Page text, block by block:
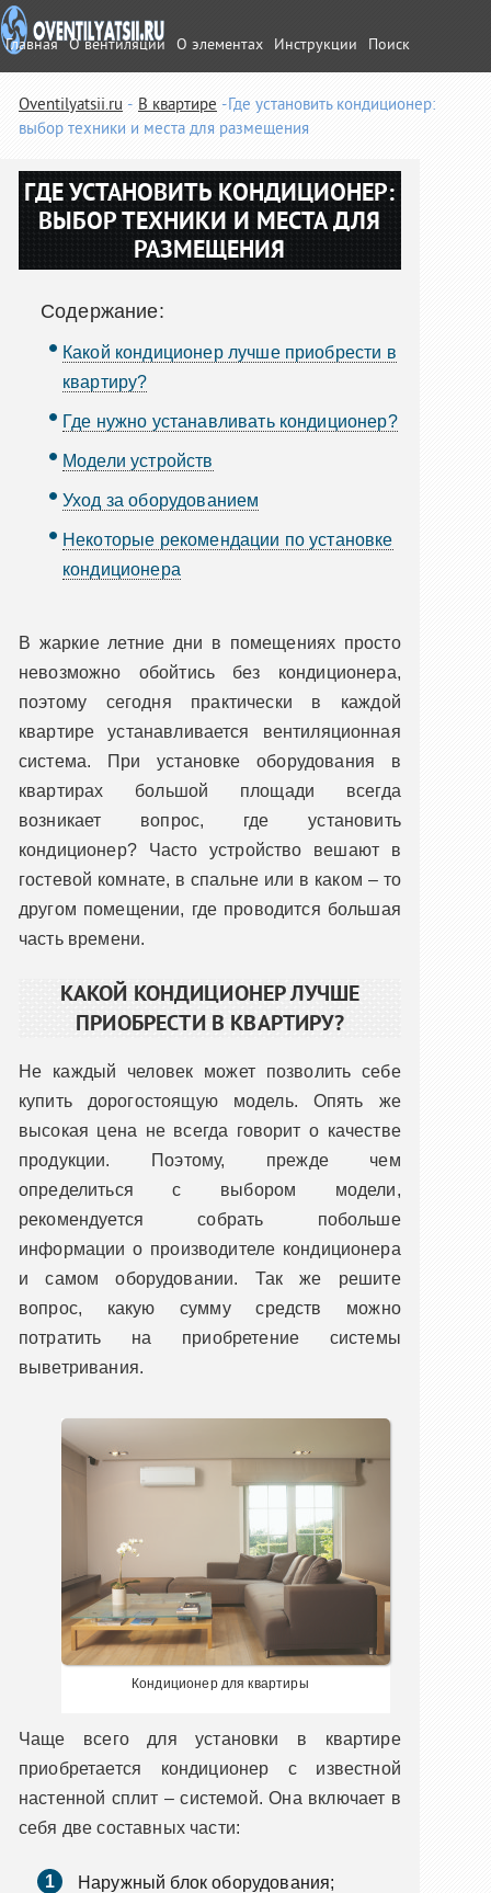
Главная О вентиляции О элементах Инструкции Поиск
Oventilyatsii.ru В квартире Где установить кондиционер:
выбор техники и места для размещения
ГДЕ УСТАНОВИТЬ КОНДИЦИОНЕР:
ВЫБОР ТЕХНИКИ И МЕСТА ДЛЯ
РАЗМЕЩЕНИЯ
Содержание:
Какой кондиционер лучше приобрести в
квартиру?
Где нужно устанавливать кондиционер?
Модели устройств
Уход за оборудованием
Некоторые рекомендации по установке
кондиционера
В жаркие летние дни в помещениях просто
невозможно обойтись без кондиционера,
поэтому сегодня практически в каждой
квартире устанавливается вентиляционная
система. При установке оборудования в
квартирах большой площади всегда
возникает вопрос, где установить
кондиционер? Часто устройство вешают в
гостевой комнате, в спальне или в каком – то
другом помещении, где проводится большая
часть времени.
КАКОЙ КОНДИЦИОНЕР ЛУЧШЕ
ПРИОБРЕСТИ В КВАРТИРУ?
Не каждый человек может позволить себе
купить дорогостоящую модель. Опять же
высокая цена не всегда говорит о качестве
продукции. Поэтому, прежде чем
определиться с выбором модели,
рекомендуется собрать побольше
информации о производителе кондиционера
и самом оборудовании. Так же решите
вопрос, какую сумму средств можно
потратить на приобретение системы
выветривания.
Кондиционер для квартиры
Чаще всего для установки в квартире
приобретается кондиционер с известной
настенной сплит – системой. Она включает в
себя две составных части:
Наружный блок оборудования;